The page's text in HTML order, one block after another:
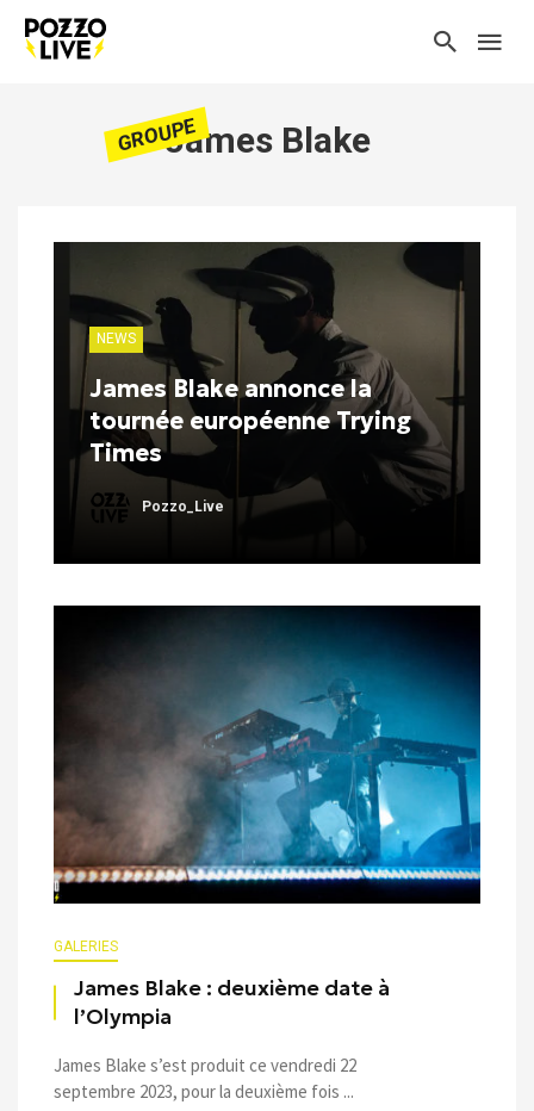
GROUPEJames Blake
NEWS
James Blake annonce la
tournée européenne Trying
Times
Pozzo_Live
GALERIES
James Blake : deuxième date à
l’Olympia
James Blake s’est produit ce vendredi 22
septembre 2023, pour la deuxième fois ...